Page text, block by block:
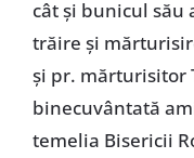
cât și bunicul său
trăire și
și pr. mărturisitor
binecuvântată
temelia Bisericii